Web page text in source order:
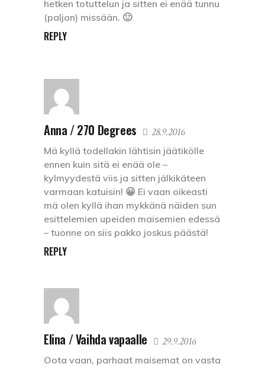
hetken totuttelun ja sitten ei enää tunnu
(paljon) missään. 🙂
REPLY
Anna / 270 Degrees 28.9.2016
Mä kyllä todellakin lähtisin jäätikölle
ennen kuin sitä ei enää ole –
kylmyydestä viis ja sitten jälkikäteen
varmaan katuisin! 😀 Ei vaan oikeasti
mä olen kyllä ihan mykkänä näiden sun
esittelemien upeiden maisemien edessä
– tuonne on siis pakko joskus päästä!
REPLY
Elina / Vaihda vapaalle 29.9.2016
Oota vaan, parhaat maisemat on vasta